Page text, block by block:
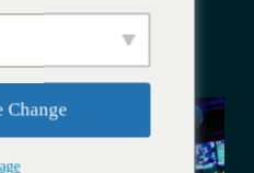
งที่ดีที่สุดใน
Change